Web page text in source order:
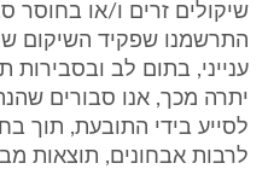
שיקולים זרים ו/או בחוסר
התרשמנו שפקיד השיקום
ענייני, בתום לב
יתרה מכך, אנו סבורים
לסייע בידי התובעת, תוך
לרבות אבחונים, תוצאות